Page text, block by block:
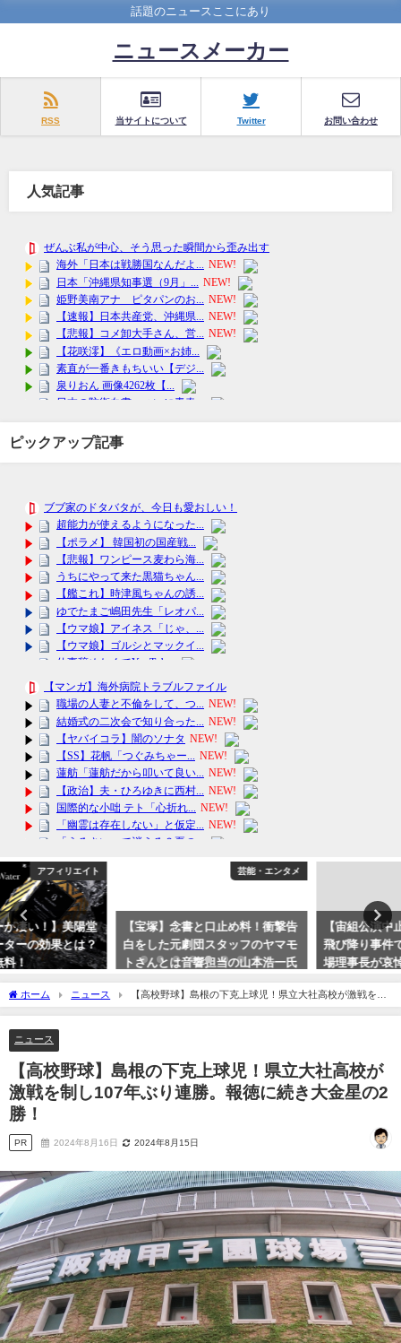
話題のニュースここにあり
ニュースメーカー
RSS 当サイトについて Twitter お問い合わせ
人気記事
ピックアップ記事
【宝塚】念書と口止め料！衝撃告
白をした元劇団スタッフのヤマモ
トさんとは音響担当の山本浩一氏
か？
【宙組公演中止】タカラジェンヌ
飛び降り事件で、宝塚歌劇団・木
場理事長が哀悼の意。事件の場所
は阪急今津線「宝塚南口」歩5分
ホーム ニュース
【高校野球】島根の下克上球児！県立大社高校が激戦を制
し107年ぶり連勝。報徳に続き大金星の2勝！
ニュース
【高校野球】島根の下克上球児！県立大社高校が
激戦を制し107年ぶり連勝。報徳に続き大金星の2
勝！
PR 2024年8月16日 2024年8月15日